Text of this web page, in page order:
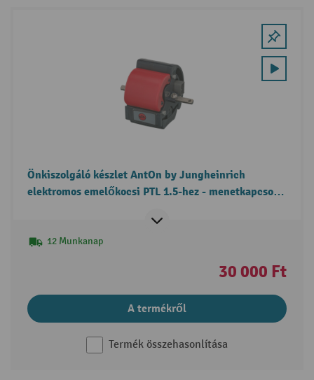
Önkiszolgáló készlet AntOn by Jungheinrich
elektromos emelőkocsi PTL 1.5-hez - menetkapcsoló
12 Munkanap
30 000 Ft
A termékről
Termék összehasonlítása